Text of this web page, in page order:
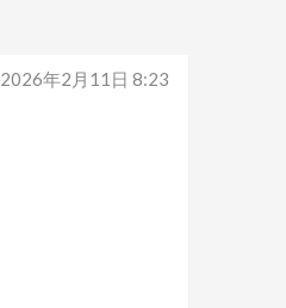
2026年2月11日 8:23